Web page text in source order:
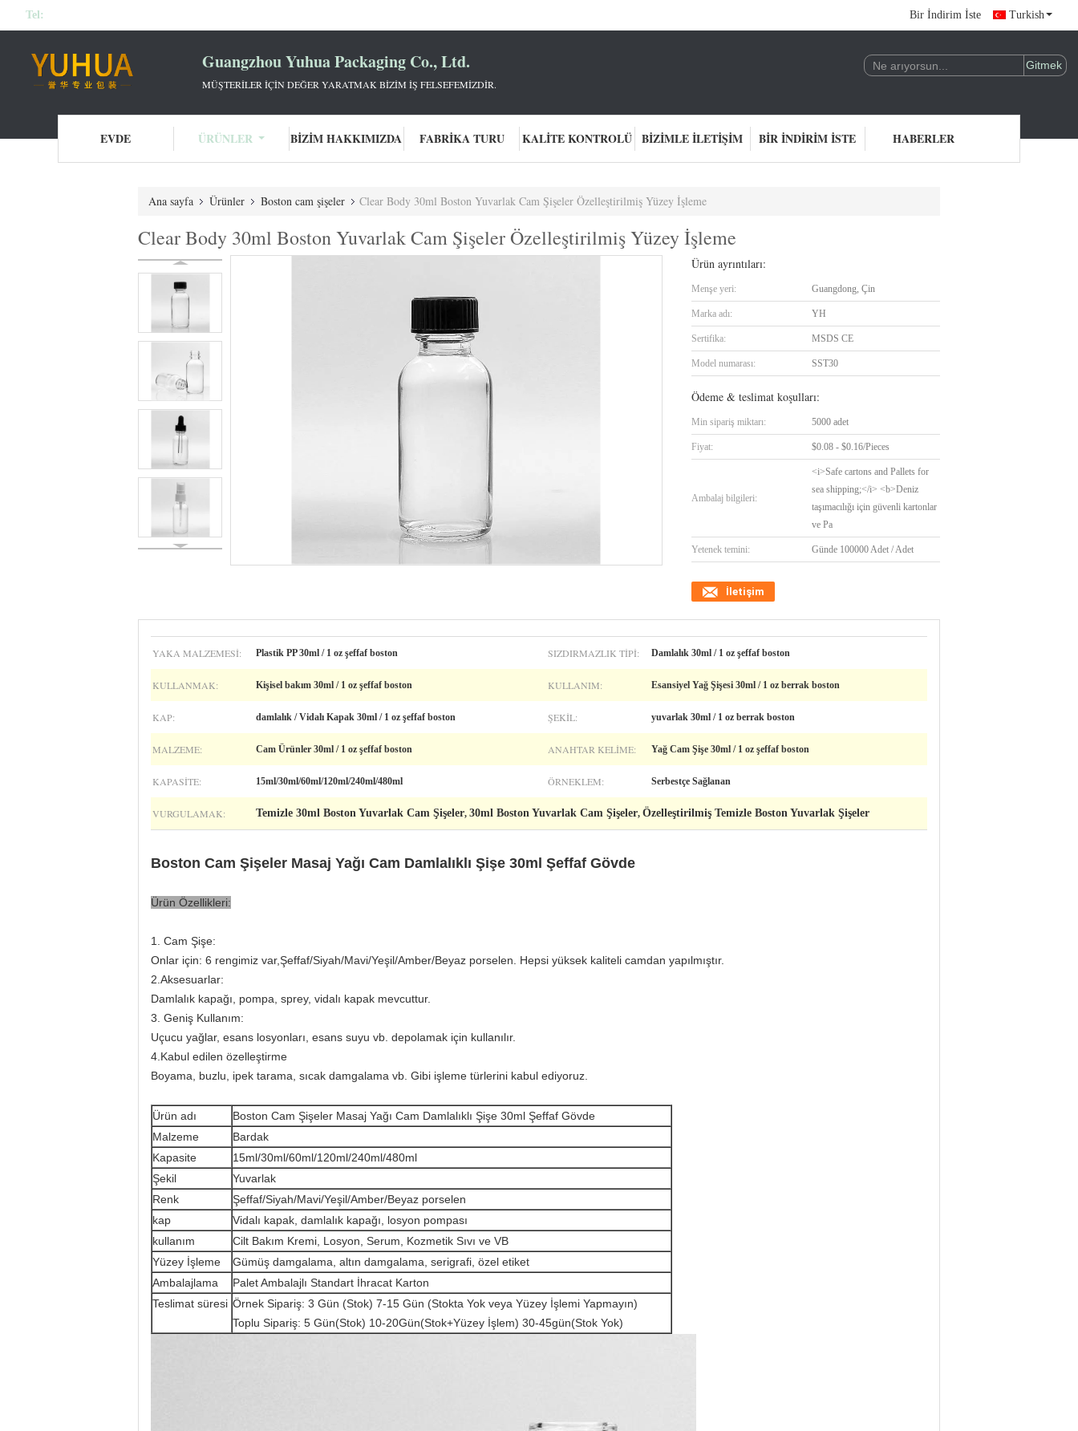
Tel: Bir İndirim İste Turkish
Guangzhou Yuhua Packaging Co., Ltd.
MÜŞTERILER IÇIN DEĞER YARATMAK BIZIM IŞ FELSEFEMIZDIR.
EVDE ÜRÜNLER BIZIM HAKKIMIZDA FABRIKA TURU KALITE KONTROLÜ BIZIMLE İLETIŞIM BIR İNDIRIM İSTE HABERLER
Ana sayfa Ürünler Boston cam şişeler Clear Body 30ml Boston Yuvarlak Cam Şişeler Özelleştirilmiş Yüzey İşleme
Clear Body 30ml Boston Yuvarlak Cam Şişeler Özelleştirilmiş Yüzey İşleme
Ürün ayrıntıları:
Menşe yeri: Guangdong, Çin
Marka adı: YH
Sertifika: MSDS CE
Model numarası: SST30
Ödeme & teslimat koşulları:
Min sipariş miktarı: 5000 adet
Fiyat: $0.08 - $0.16/Pieces
Ambalaj bilgileri:
<i>Safe cartons and Pallets for
sea shipping;</i> <b>Deniz
taşımacılığı için güvenli kartonlar
ve Pa
Yetenek temini: Günde 100000 Adet / Adet
İletişim
YAKA MALZEMESI: Plastik PP 30ml / 1 oz şeffaf boston SIZDIRMAZLIK TIPI: Damlalık 30ml / 1 oz şeffaf boston
KULLANMAK: Kişisel bakım 30ml / 1 oz şeffaf boston KULLANIM: Esansiyel Yağ Şişesi 30ml / 1 oz berrak boston
KAP: damlalık / Vidalı Kapak 30ml / 1 oz şeffaf boston ŞEKIL: yuvarlak 30ml / 1 oz berrak boston
MALZEME: Cam Ürünler 30ml / 1 oz şeffaf boston ANAHTAR KELIME: Yağ Cam Şişe 30ml / 1 oz şeffaf boston
KAPASITE: 15ml/30ml/60ml/120ml/240ml/480ml ÖRNEKLEM: Serbestçe Sağlanan
VURGULAMAK: Temizle 30ml Boston Yuvarlak Cam Şişeler, 30ml Boston Yuvarlak Cam Şişeler, Özelleştirilmiş Temizle Boston Yuvarlak Şişeler
Boston Cam Şişeler Masaj Yağı Cam Damlalıklı Şişe 30ml Şeffaf Gövde
Ürün Özellikleri:
1. Cam Şişe:
Onlar için: 6 rengimiz var,Şeffaf/Siyah/Mavi/Yeşil/Amber/Beyaz porselen. Hepsi yüksek kaliteli camdan yapılmıştır.
2.Aksesuarlar:
Damlalık kapağı, pompa, sprey, vidalı kapak mevcuttur.
3. Geniş Kullanım:
Uçucu yağlar, esans losyonları, esans suyu vb. depolamak için kullanılır.
4.Kabul edilen özelleştirme
Boyama, buzlu, ipek tarama, sıcak damgalama vb. Gibi işleme türlerini kabul ediyoruz.
Ürün adı
Boston Cam Şişeler Masaj Yağı Cam Damlalıklı Şişe 30ml Şeffaf Gövde
Malzeme
Bardak
Kapasite
​15ml/30ml/60ml/120ml/240ml/480ml
Şekil
Yuvarlak
Renk
Şeffaf/Siyah/Mavi/Yeşil/Amber/Beyaz porselen
kap
Vidalı kapak, damlalık kapağı, losyon pompası
kullanım
Cilt Bakım Kremi, Losyon, Serum, Kozmetik Sıvı ve VB
Yüzey İşleme
Gümüş damgalama, altın damgalama, serigrafi, özel etiket
Ambalajlama
Palet Ambalajlı Standart İhracat Karton
Teslimat süresi Örnek Sipariş: 3 Gün (Stok) 7-15 Gün (Stokta Yok veya Yüzey İşlemi Yapmayın)
Toplu Sipariş: 5 Gün(Stok) 10-20Gün(Stok+Yüzey İşlem) 30-45gün(Stok Yok)